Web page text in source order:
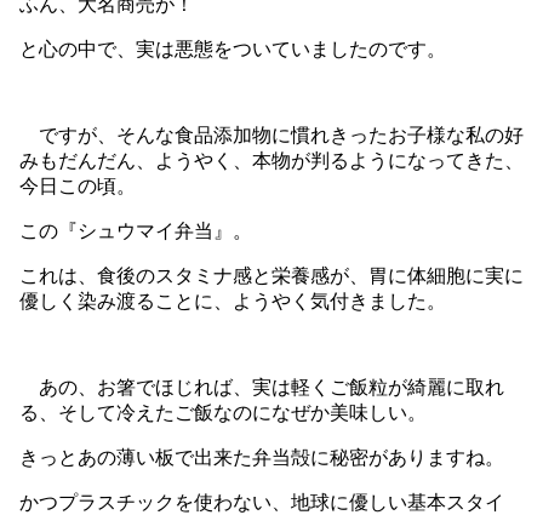
と心の中で、実は悪態をついていましたのです。
ですが、そんな食品添加物に慣れきったお子様な私の好
みもだんだん、ようやく、本物が判るようになってきた、
今日この頃。
この『シュウマイ弁当』。
これは、食後のスタミナ感と栄養感が、胃に体細胞に実に
優しく染み渡ることに、ようやく気付きました。
あの、お箸でほじれば、実は軽くご飯粒が綺麗に取れ
る、そして冷えたご飯なのになぜか美味しい。
きっとあの薄い板で出来た弁当殻に秘密がありますね。
かつプラスチックを使わない、地球に優しい基本スタイ